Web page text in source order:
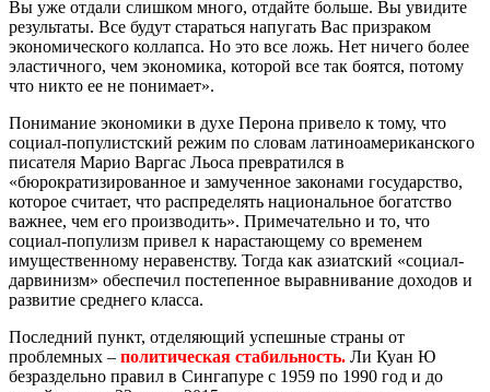
Вы уже отдали слишком много, отдайте больше. Вы увидите
результаты. Все будут стараться напугать Вас призраком
экономического коллапса. Но это все ложь. Нет ничего более
эластичного, чем экономика, которой все так боятся, потому
что никто ее не понимает».
Понимание экономики в духе Перона привело к тому, что
социал-популистский режим по словам латиноамериканского
писателя Марио Варгас Льоса превратился в
«бюрократизированное и замученное законами государство,
которое считает, что распределять национальное богатство
важнее, чем его производить». Примечательно и то, что
социал-популизм привел к нарастающему со временем
имущественному неравенству. Тогда как азиатский «социал-
дарвинизм» обеспечил постепенное выравнивание доходов и
развитие среднего класса.
Последний пункт, отделяющий успешные страны от
проблемных – политическая стабильность. Ли Куан Ю
безраздельно правил в Сингапуре с 1959 по 1990 год и до